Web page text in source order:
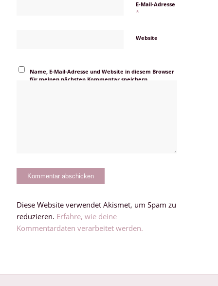
E-Mail-Adresse
*
Website
Name, E-Mail-Adresse und Website in diesem Browser
für meinen nächsten Kommentar speichern.
Diese Website verwendet Akismet, um Spam zu
reduzieren. Erfahre, wie deine
Kommentardaten verarbeitet werden.